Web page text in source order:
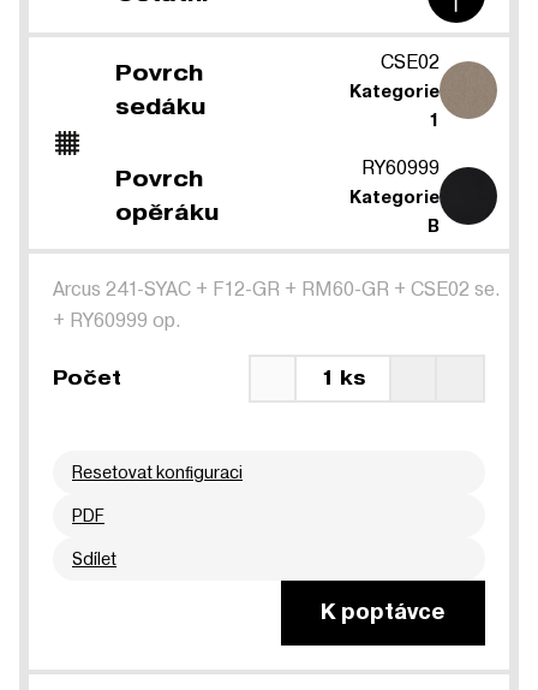
Povrch
sedáku
CSE02
Kategorie
1
Povrch
opěráku
RY60999
Kategorie
B
Arcus 241-SYAC + F12-GR + RM60-GR + CSE02 se.
+ RY60999 op.
Počet 1 ks
Resetovat konfiguraci
PDF
Sdílet
K poptávce